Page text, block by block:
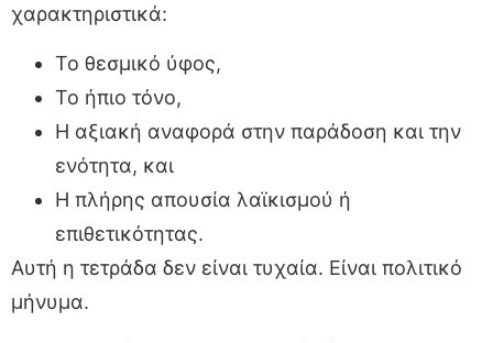
χαρακτηριστικά:
Το θεσμικό ύφος,
Το ήπιο τόνο,
Η αξιακή αναφορά στην παράδοση και την
ενότητα, και
Η πλήρης απουσία λαϊκισμού ή
επιθετικότητας.
Αυτή η τετράδα δεν είναι τυχαία. Είναι πολιτικό
μήνυμα.